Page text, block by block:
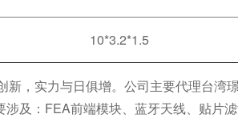
10*3.2*1.5
，实力与日俱增。公司主要代理台湾
及：FEA前端模块、蓝牙天线、贴片